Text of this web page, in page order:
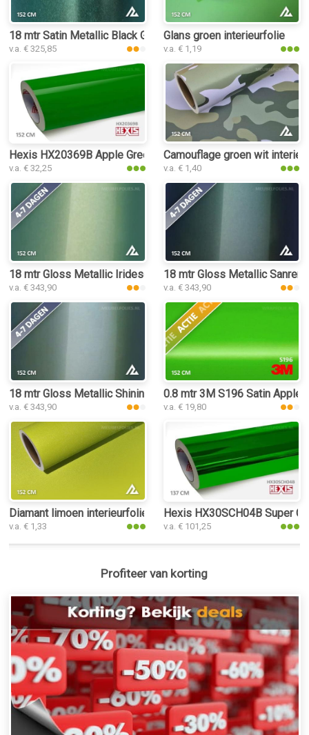
18 mtr Satin Metallic Black Green 3116 interieurfolie
v.a. € 325,85
Glans groen interieurfolie
v.a. € 1,19
Hexis HX20369B Apple Green Gloss interieurfolie
v.a. € 32,25
Camouflage groen wit
v.a. € 1,40
18 mtr Gloss Metallic Iridescent Emerald 3147 interieurfolie
v.a. € 343,90
18 mtr Gloss Metallic
v.a. € 343,90
18 mtr Gloss Metallic Shining Green 3199 interieurfolie
v.a. € 343,90
0.8 mtr 3M S196 Satin Apple
v.a. € 19,80
Diamant limoen interieurfolie
v.a. € 1,33
Hexis HX30SCH04B Super
v.a. € 101,25
Profiteer van korting